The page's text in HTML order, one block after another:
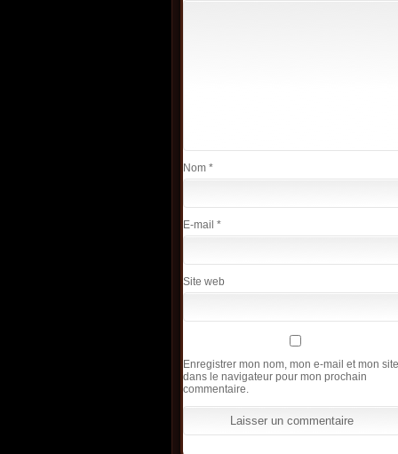
Nom *
E-mail *
Site web
Enregistrer mon nom, mon e-mail et mon site
dans le navigateur pour mon prochain
commentaire.